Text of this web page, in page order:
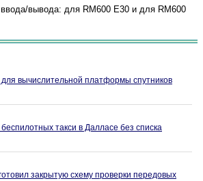
вывода: для RM600 E30 и для RM600
вычислительной платформы спутников
такси в Далласе без списка
закрытую схему проверки передовых